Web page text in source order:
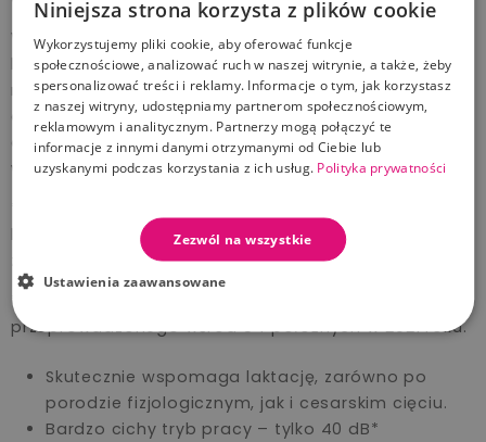
W ofercie Canpol babies jest dostępny wymienny
lejek w rozmiarze 27 mm. Odpowiedni rozmiar lejka
ma istotny wpływ na komfort i skuteczność
odciągania pokarmu. Lejek do laktatorów z
elastycznym brzegiem jest idealny dla mamy z
większą brodawką.
lodówka, 58 dB kuchenka mikrofalowa, 60 dB
zmywarka do naczyń.
**Na podstawie badania ankietowego
przeprowadzonego wśród 54 położnych w 2021 roku.
Skutecznie wspomaga laktację, zarówno po
porodzie fizjologicznym, jak i cesarskim cięciu.
Bardzo cichy tryb pracy – tylko 40 dB*
Niniejsza strona korzysta z plików cookie
Wykorzystujemy pliki cookie, aby oferować funkcje
społecznościowe, analizować ruch w naszej witrynie, a także, żeby
spersonalizować treści i reklamy. Informacje o tym, jak korzystasz
z naszej witryny, udostępniamy partnerom społecznościowym,
reklamowym i analitycznym. Partnerzy mogą połączyć te
informacje z innymi danymi otrzymanymi od Ciebie lub
uzyskanymi podczas korzystania z ich usług. Polityka prywatności
Zezwól na wszystkie
Ustawienia zaawansowane